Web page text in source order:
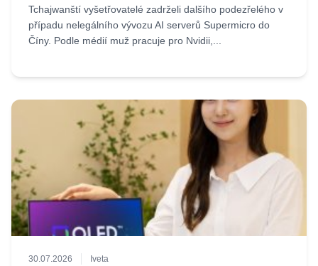
Tchajwanští vyšetřovatelé zadrželi dalšího podezřelého v
případu nelegálního vývozu AI serverů Supermicro do
Číny. Podle médií muž pracuje pro Nvidii,...
30.07.2026 Iveta